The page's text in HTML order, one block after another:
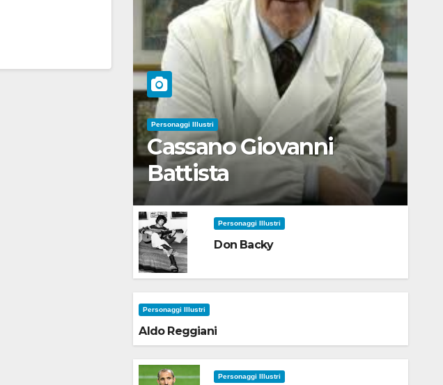
Personaggi Illustri
Cassano Giovanni
Battista
Personaggi Illustri
Don Backy
Personaggi Illustri
Aldo Reggiani
Personaggi Illustri